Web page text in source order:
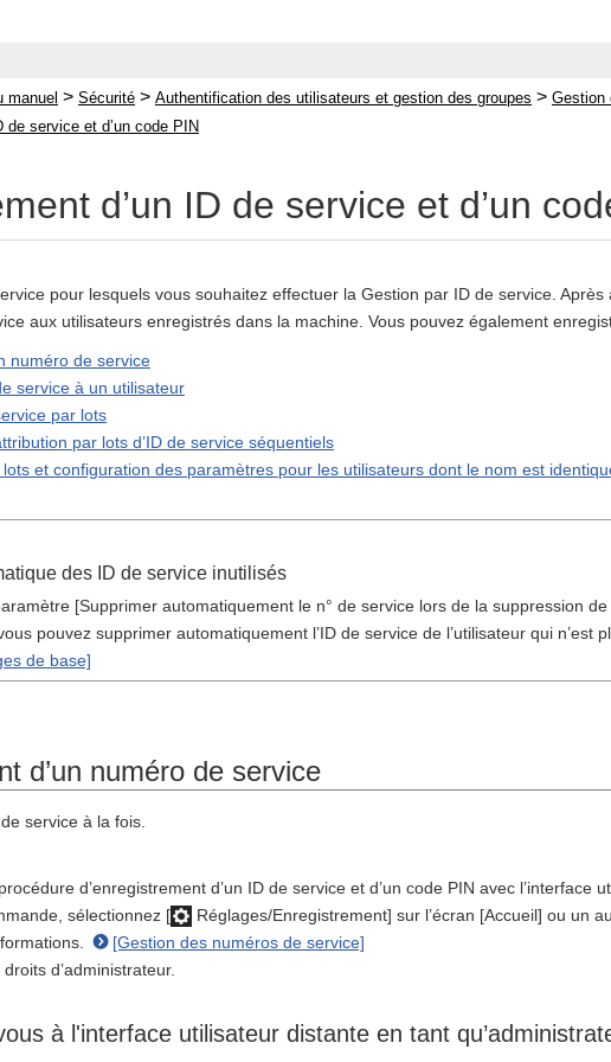
manuel > Sécurité > Authentification des utilisateurs et gestion des groupes > Gestion
de service et d’un code PIN
d’un ID de service et d’un
pour lesquels vous souhaitez effectuer la Gestion par ID de service.
aux utilisateurs enregistrés dans la machine. Vous pouvez également
numéro de service
service à un utilisateur
par lots
par lots d’ID de service séquentiels
et configuration des paramètres pour les utilisateurs dont le nom est
des ID de service inutilisés
[Supprimer automatiquement le n° de service lors de la suppression
pouvez supprimer automatiquement l’ID de service de l’utilisateur qui n’est
de base]
d’un numéro de service
service à la fois.
d’enregistrement d’un ID de service et d’un code PIN avec l’interface
sélectionnez [
Réglages/Enregistrement] sur l’écran [Accueil] ou un
[Gestion des numéros de service]
d’administrateur.
à l'interface utilisateur distante en tant